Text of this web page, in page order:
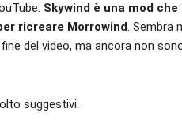
Skywind è una mod
ricreare Morrowind. Sembra
del video, ma ancora non
suggestivi.